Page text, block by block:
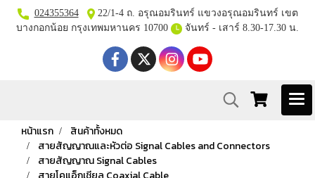
024355364
22/1-4 ถ. อรุณอมรินทร์ แขวงอรุณอมรินทร์ เขต
บางกอกน้อย กรุงเทพมหานคร 10700
จันทร์ - เสาร์ 8.30-17.30 น.
หน้าแรก
สินค้าทั้งหมด
สายสัญญาณและหัวต่อ Signal Cables and Connectors
สายสัญญาณ Signal Cables